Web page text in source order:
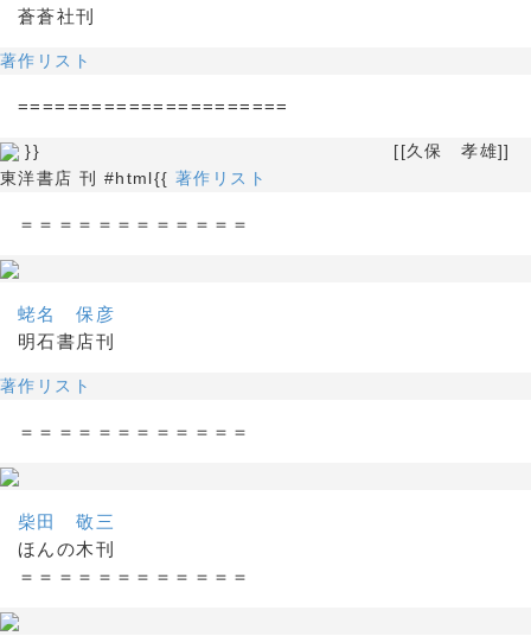
蒼蒼社刊
著作リスト
======================
}} [[久保 孝雄]]
東洋書店 刊 #html{{ 著作リスト
＝＝＝＝＝＝＝＝＝＝＝＝
蛯名 保彦
明石書店刊
著作リスト
＝＝＝＝＝＝＝＝＝＝＝＝
柴田 敬三
ほんの木刊
＝＝＝＝＝＝＝＝＝＝＝＝